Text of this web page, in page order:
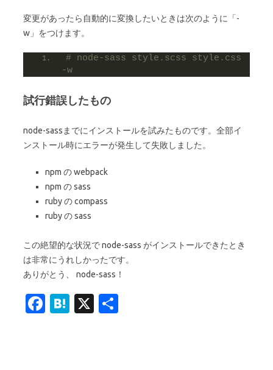
変更があったら自動的に変換したいときは次のように「-
w」をつけます。
# node-sass style.scss style.css
-w
試行錯誤したもの
node-sassまでにインストールを試みたものです。全部イ
ンストール時にエラーが発生して失敗しました。
npm の webpack
npm の sass
ruby の compass
ruby の sass
この絶望的な状況で node-sass がインストールできたとき
は非常にうれしかったです。
ありがとう、 node-sass！
Fa
H
X